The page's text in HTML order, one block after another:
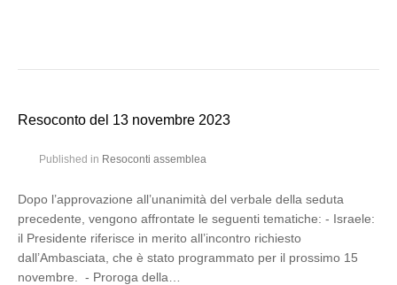
Resoconto del 13 novembre 2023
Published in Resoconti assemblea
Dopo l’approvazione all’unanimità del verbale della seduta
precedente, vengono affrontate le seguenti tematiche: - Israele:
il Presidente riferisce in merito all’incontro richiesto
dall’Ambasciata, che è stato programmato per il prossimo 15
novembre. - Proroga della…